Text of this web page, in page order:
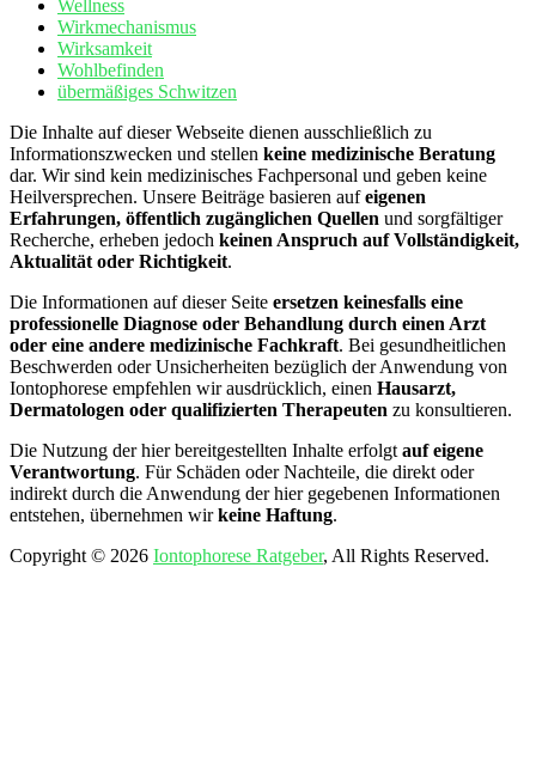
Wellness
Wirkmechanismus
Wirksamkeit
Wohlbefinden
übermäßiges Schwitzen
Die Inhalte auf dieser Webseite dienen ausschließlich zu
Informationszwecken und stellen keine medizinische Beratung
dar. Wir sind kein medizinisches Fachpersonal und geben keine
Heilversprechen. Unsere Beiträge basieren aufeigenen
Erfahrungen, öffentlich zugänglichen Quellen und sorgfältiger
Recherche, erheben jedoch keinen Anspruch auf Vollständigkeit,
Aktualität oder Richtigkeit.
Die Informationen auf dieser Seite ersetzen keinesfalls eine
professionelle Diagnose oder Behandlung durch einen Arzt
oder eine andere medizinische Fachkraft. Bei gesundheitlichen
Beschwerden oder Unsicherheiten bezüglich der Anwendung von
Iontophorese empfehlen wir ausdrücklich, einen Hausarzt,
Dermatologen oder qualifizierten Therapeuten zu konsultieren.
Die Nutzung der hier bereitgestellten Inhalte erfolgt auf eigene
Verantwortung. Für Schäden oder Nachteile, die direkt oder
indirekt durch die Anwendung der hier gegebenen Informationen
entstehen, übernehmen wirkeine Haftung.
Copyright © 2026 Iontophorese Ratgeber, All Rights Reserved.